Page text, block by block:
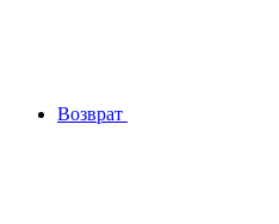
Возврат